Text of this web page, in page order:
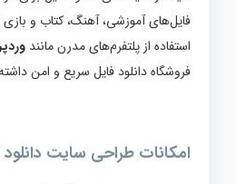
فایل‌های آموزشی، آهنگ، کتاب و
استفاده از پلتفرم‌های مدرن مانند
فروشگاه دانلود فایل سریع و امن
امکانات طراحی سایت دانلود